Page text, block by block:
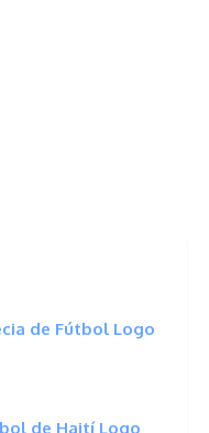
de Fútbol Logo
de Haití Logo